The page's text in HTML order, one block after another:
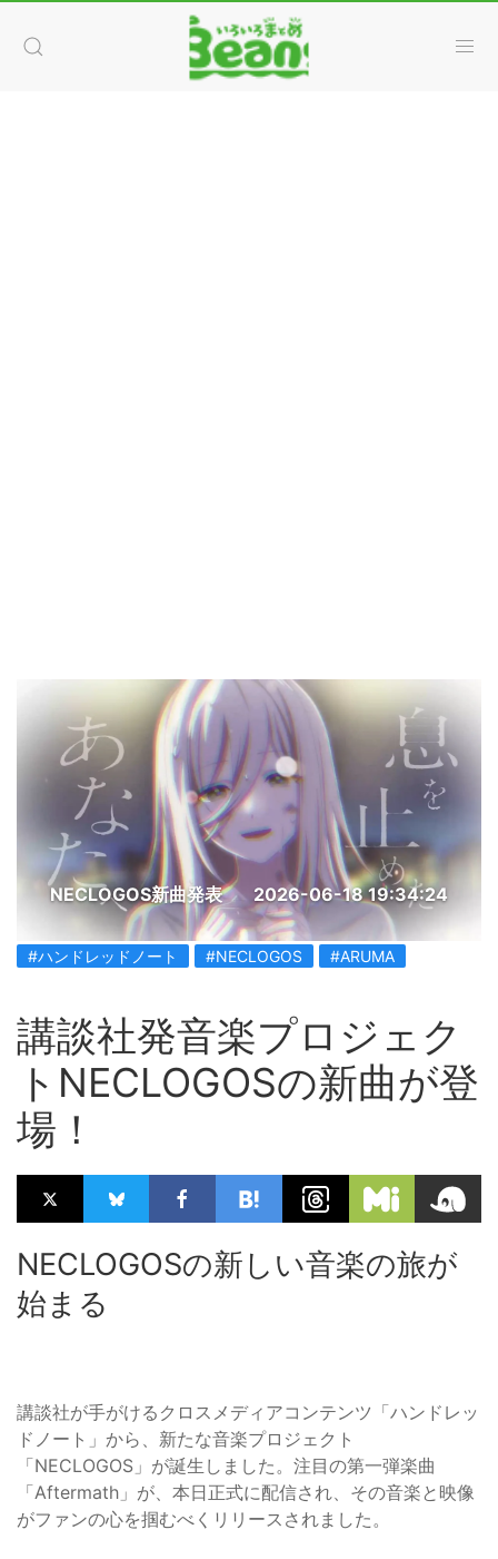
NECLOGOS新曲発表 2026-06-18 19:34:24
#ハンドレッドノート #NECLOGOS #ARUMA
講談社発音楽プロジェク
トNECLOGOSの新曲が登
場！
NECLOGOSの新しい音楽の旅が
始まる
講談社が手がけるクロスメディアコンテンツ「ハンドレッ
ドノート」から、新たな音楽プロジェクト
「NECLOGOS」が誕生しました。注目の第一弾楽曲
「Aftermath」が、本日正式に配信され、その音楽と映像
がファンの心を掴むべくリリースされました。